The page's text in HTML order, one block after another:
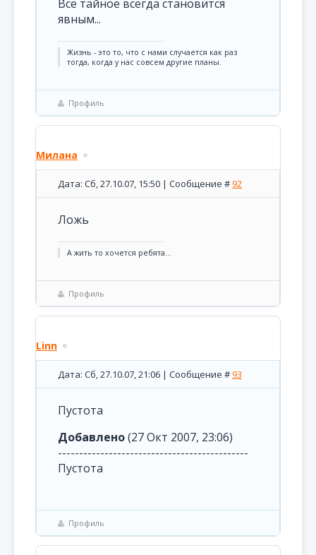
Все тайное всегда становится
явным...
Жизнь - это то, что с нами случается как раз
тогда, когда у нас совсем другие планы.
Профиль
Милана
Дата: Сб, 27.10.07, 15:50 | Сообщение #92
Ложь
А жить то хочется ребята...
Профиль
Linn
Дата: Сб, 27.10.07, 21:06 | Сообщение #93
Пустота
Добавлено(27 Окт 2007, 23:06)
---------------------------------------------
Пустота
Профиль